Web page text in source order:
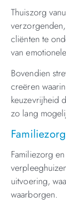
Thuiszorg
cliënten te
van
Bovendien
creëren
keuzevrijheid
zo lang
Familiezorg
uitvoering,
waarborgen.